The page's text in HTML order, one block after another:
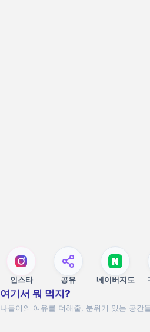
인스타 공유 네이버지도
여기서 뭐 먹지?
나들이의 여유를 더해줄, 분위기 있는 공간